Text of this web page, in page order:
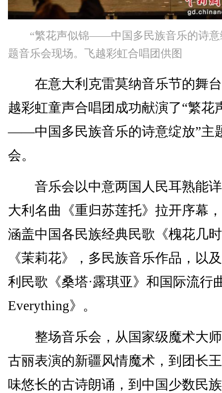
“繁花声似锦——中国多民族音乐的诗意
题音乐会现场。飞越彩虹合唱团供图
在意大利克雷莫纳音乐节的舞
越彩虹童声合唱团成功献演了“繁花
——中国多民族音乐的诗意绽放”主
会。
音乐会以中意两国人民耳熟能
大利名曲《重归苏莲托》拉开序幕
涵盖中国各民族经典民歌《槐花几
《茉莉花》，多民族音乐作品，以
利民歌《桑塔·露琪亚》和国际流行
Everything》。
整场音乐会，从国家级魔术大
古丽表演的新疆风情魔术，到团长
味悠长的古诗朗诵，到中国少数民